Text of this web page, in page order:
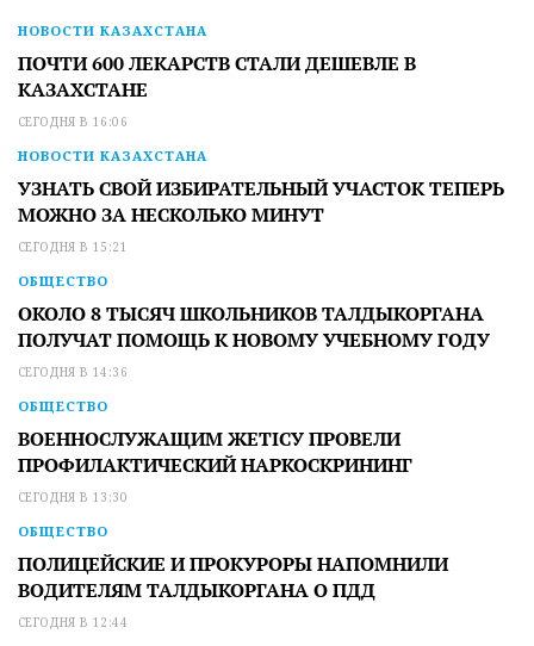
НОВОСТИ КАЗАХСТАНА
ПОЧТИ 600 ЛЕКАРСТВ СТАЛИ ДЕШЕВЛЕ В
КАЗАХСТАНЕ
СЕГОДНЯ В 16:06
НОВОСТИ КАЗАХСТАНА
УЗНАТЬ СВОЙ ИЗБИРАТЕЛЬНЫЙ УЧАСТОК ТЕПЕРЬ
МОЖНО ЗА НЕСКОЛЬКО МИНУТ
СЕГОДНЯ В 15:21
ОБЩЕСТВО
ОКОЛО 8 ТЫСЯЧ ШКОЛЬНИКОВ ТАЛДЫКОРГАНА
ПОЛУЧАТ ПОМОЩЬ К НОВОМУ УЧЕБНОМУ ГОДУ
СЕГОДНЯ В 14:36
ОБЩЕСТВО
ВОЕННОСЛУЖАЩИМ ЖЕТІСУ ПРОВЕЛИ
ПРОФИЛАКТИЧЕСКИЙ НАРКОСКРИНИНГ
СЕГОДНЯ В 13:30
ОБЩЕСТВО
ПОЛИЦЕЙСКИЕ И ПРОКУРОРЫ НАПОМНИЛИ
ВОДИТЕЛЯМ ТАЛДЫКОРГАНА О ПДД
СЕГОДНЯ В 12:44